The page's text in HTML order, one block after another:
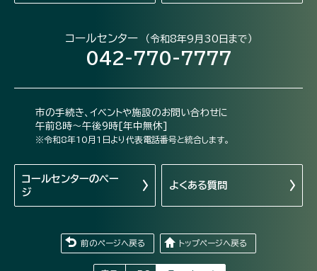
コールセンター （令和8年9月30日まで）
042-770-7777
市の手続き、イベントや施設のお問い合わせに
午前8時～午後9時[年中無休]
※令和8年10月1日より代表電話番号と統合します。
コールセンターのペー
ジ
よくある質問
前のページへ戻る トップページへ戻る